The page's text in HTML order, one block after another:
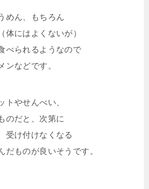
めん、もちろん
体にはよくないが）
べられるようなので
ンなどです。
トやせんべい、
のだと、次第に
受け付けなくなる
だものが良いそうです。